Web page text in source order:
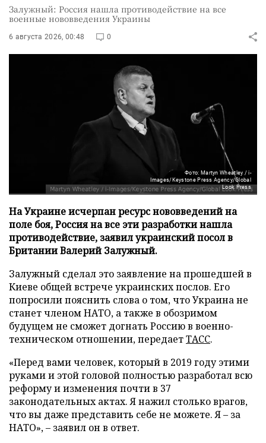
Залужный: Россия нашла противодействие на все
военные нововведения Украины
6 августа 2026, 00:48 0
Фото: Martyn Wheatley / i-
Images/Keystone Press Agency/Global
Look Press
На Украине исчерпан ресурс нововведений на
поле боя, Россия на все эти разработки нашла
противодействие, заявил украинский посол в
Британии Валерий Залужный.
Залужный сделал это заявление на прошедшей в
Киеве общей встрече украинских послов. Его
попросили пояснить слова о том, что Украина не
станет членом НАТО, а также в обозримом
будущем не сможет догнать Россию в военно-
техническом отношении, передаетТАСС.
«Перед вами человек, который в 2019 году этими
руками и этой головой полностью разработал всю
реформу и изменения почти в 37
законодательных актах. Я нажил столько врагов,
что вы даже представить себе не можете. Я – за
НАТО», – заявил он в ответ.